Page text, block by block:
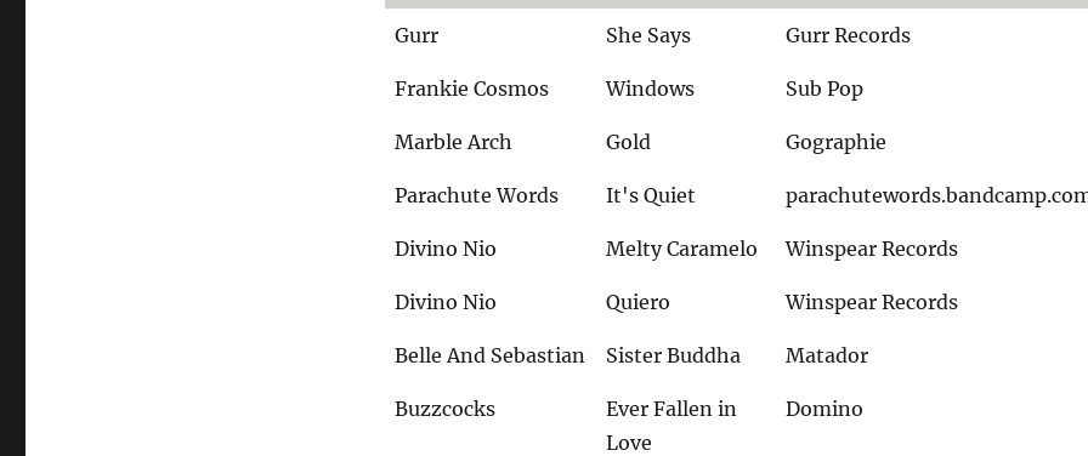
Gurr She Says Gurr Records
Frankie Cosmos Windows Sub Pop
Marble Arch Gold Gographie
Parachute Words It's Quiet
Divino Nio Melty Caramelo Winspear Records
Divino Nio Quiero Winspear Records
Belle And Sebastian Sister Buddha Matador
Buzzcocks
Ever Fallen in
Love
Domino